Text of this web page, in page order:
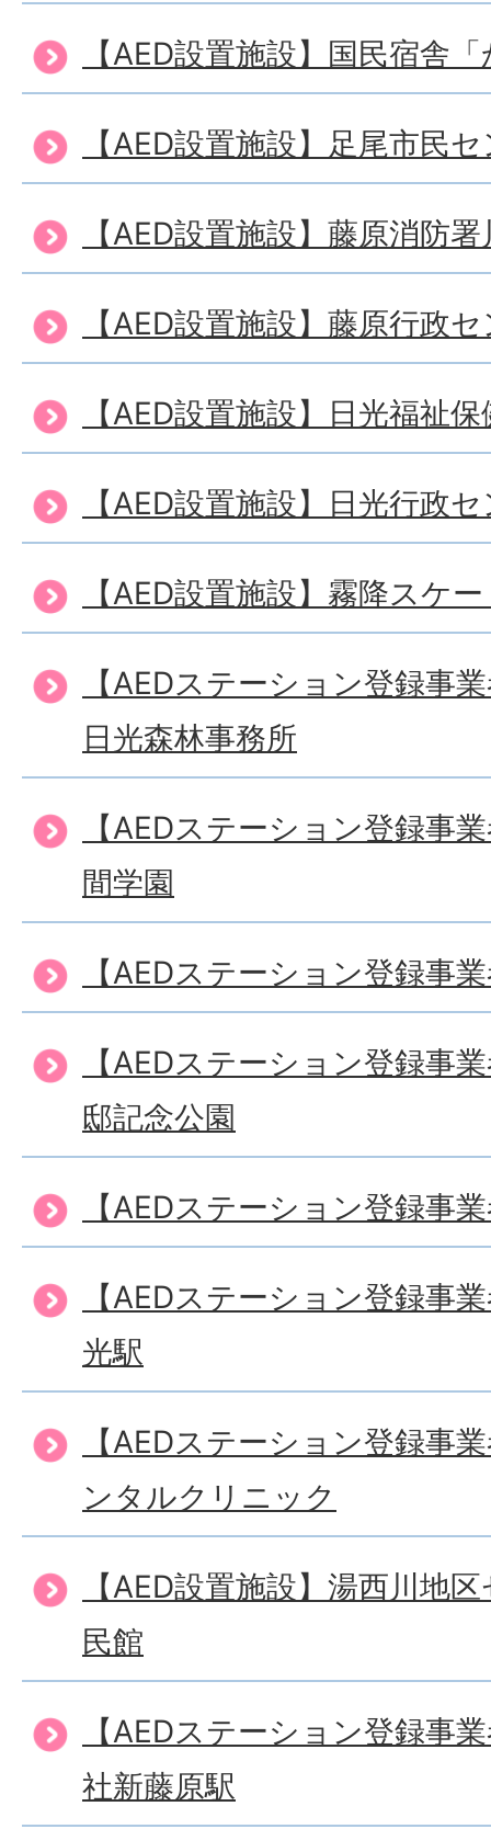
【AED設置施設】国民宿舎
【AED設置施設】足尾市民
【AED設置施設】藤原消防
【AED設置施設】藤原行政
【AED設置施設】日光福祉
【AED設置施設】日光行政
【AED設置施設】霧降スケ
【AEDステーション登録事
日光森林事務所
【AEDステーション登録事
間学園
【AEDステーション登録事
【AEDステーション登録事
邸記念公園
【AEDステーション登録事
【AEDステーション登録事
光駅
【AEDステーション登録事
ンタルクリニック
【AED設置施設】湯西川地
民館
【AEDステーション登録事
社新藤原駅